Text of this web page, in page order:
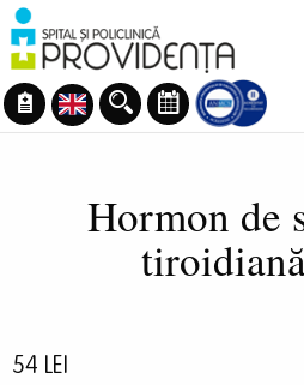
Mergi
la
conţinutul
principal
Navigare
principală
Hormon de
54 LEI